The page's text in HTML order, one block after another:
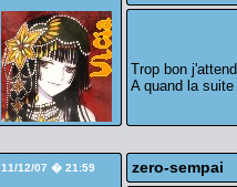
Trop bon
A quand la suite
11/12/07 � 21:59 zero-sempai